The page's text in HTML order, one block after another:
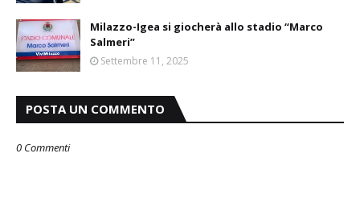
Milazzo-Igea si giocherà allo stadio “Marco
Salmeri”
Settembre 11, 2025
POSTA UN COMMENTO
0 Commenti